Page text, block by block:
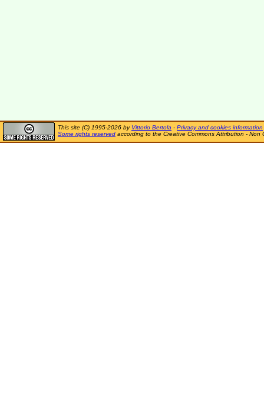
This site (C) 1995-2026 by Vittorio Bertola - Privacy and cookies information
Some rights reserved according to the Creative Commons Attribution - Non